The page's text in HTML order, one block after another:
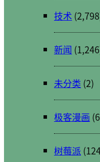
技术
新闻
未分类 (2)
极客漫画
树莓派